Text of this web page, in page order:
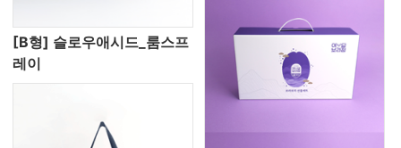
[B형] 슬로우애시드_룸스프
레이